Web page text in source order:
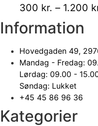
300 kr. – 1.200
Information
Hovedgaden 49,
Mandag - Fredag:
Lørdag: 09.00 -
Søndag: Lukket
+45 45 86 96 36
Kategorier